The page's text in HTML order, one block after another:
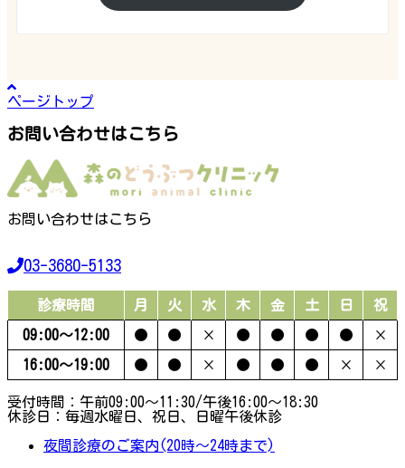
ページトップ
お問い合わせはこちら
お問い合わせはこちら
03-3680-5133
診療時間 月 火 水 木 金 土 日 祝
09:00〜12:00 ● ● × ● ● ● ● ×
16:00〜19:00 ● ● × ● ● ● × ×
受付時間：午前09:00～11:30/午後16:00～18:30
休診日：毎週水曜日、祝日、日曜午後休診
夜間診療のご案内(20時～24時まで)